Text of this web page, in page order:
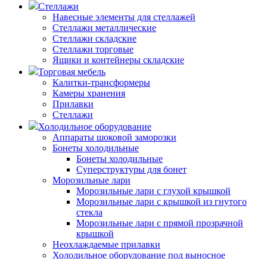
Стеллажи
Навесные элементы для стеллажей
Стеллажи металлические
Стеллажи складские
Стеллажи торговые
Ящики и контейнеры складские
Торговая мебель
Калитки-трансформеры
Камеры хранения
Прилавки
Стеллажи
Холодильное оборудование
Аппараты шоковой заморозки
Бонеты холодильные
Бонеты холодильные
Суперструктуры для бонет
Морозильные лари
Морозильные лари с глухой крышкой
Морозильные лари с крышкой из гнутого
стекла
Морозильные лари с прямой прозрачной
крышкой
Неохлаждаемые прилавки
Холодильное оборудование под выносное